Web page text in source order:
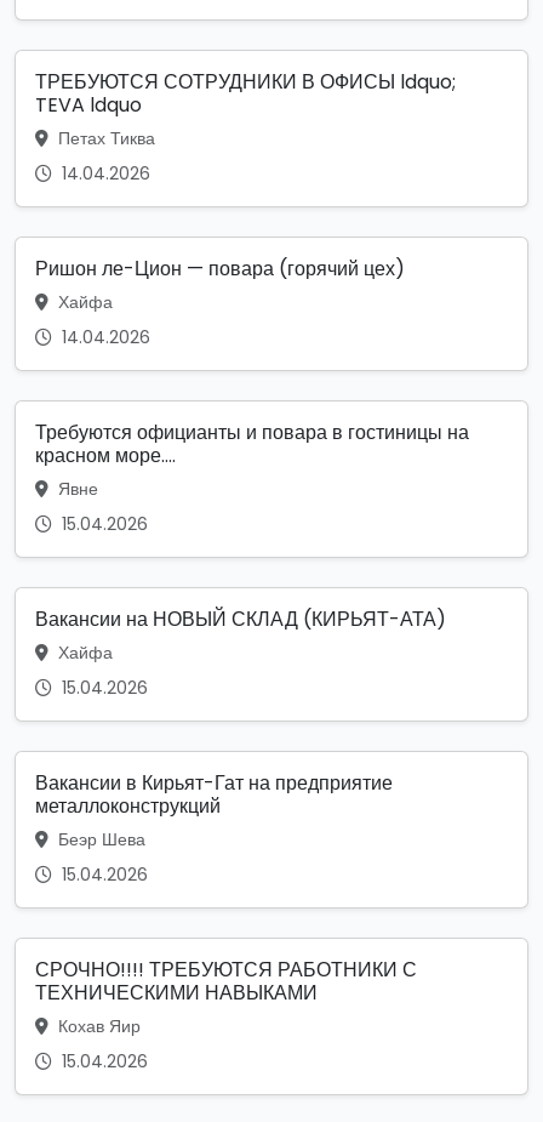
ТРЕБУЮТСЯ СОТРУДНИКИ В ОФИСЫ ldquo;
TEVA ldquo
Петах Тиква
14.04.2026
Ришон ле-Цион — повара (горячий цех)
Хайфа
14.04.2026
Требуются официанты и повара в гостиницы на
красном море....
Явне
15.04.2026
Вакансии на НОВЫЙ СКЛАД (КИРЬЯТ-АТА)
Хайфа
15.04.2026
Вакансии в Кирьят-Гат на предприятие
металлоконструкций
Беэр Шева
15.04.2026
СРОЧНО!!!! ТРЕБУЮТСЯ РАБОТНИКИ С
ТЕХНИЧЕСКИМИ НАВЫКАМИ
Кохав Яир
15.04.2026